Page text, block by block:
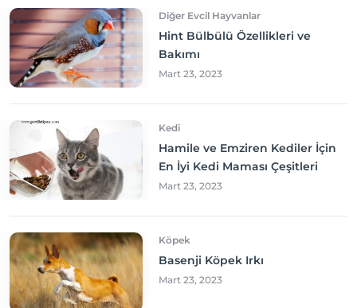
Diğer Evcil Hayvanlar
Hint Bülbülü Özellikleri ve
Bakımı
Mart 23, 2023
Kedi
Hamile ve Emziren Kediler İçin
En İyi Kedi Maması Çeşitleri
Mart 23, 2023
Köpek
Basenji Köpek Irkı
Mart 23, 2023